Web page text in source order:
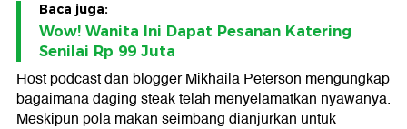
Baca juga:
Wow! Wanita Ini Dapat Pesanan Katering
Senilai Rp 99 Juta
Host podcast dan blogger Mikhaila Peterson mengungkap
bagaimana daging steak telah menyelamatkan nyawanya.
Meskipun pola makan seimbang dianjurkan untuk